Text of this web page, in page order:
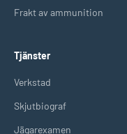
Frakt av ammunition
Tjänster
Verkstad
Skjutbiograf
Jägarexamen